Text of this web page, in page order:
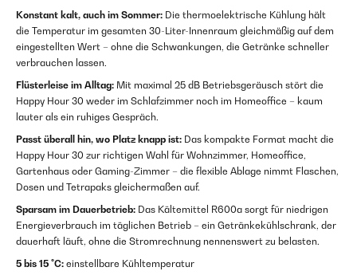
Konstant kalt, auch im Sommer: Die thermoelektrische Kühlung hält
die Temperatur im gesamten 30-Liter-Innenraum gleichmäßig auf dem
eingestellten Wert – ohne die Schwankungen, die Getränke schneller
verbrauchen lassen.
Flüsterleise im Alltag: Mit maximal 25 dB Betriebsgeräusch stört die
Happy Hour 30 weder im Schlafzimmer noch im Homeoffice – kaum
lauter als ein ruhiges Gespräch.
Passt überall hin, wo Platz knapp ist: Das kompakte Format macht die
Happy Hour 30 zur richtigen Wahl für Wohnzimmer, Homeoffice,
Gartenhaus oder Gaming-Zimmer – die flexible Ablage nimmt Flaschen,
Dosen und Tetrapaks gleichermaßen auf.
Sparsam im Dauerbetrieb: Das Kältemittel R600a sorgt für niedrigen
Energieverbrauch im täglichen Betrieb – ein Getränkekühlschrank, der
dauerhaft läuft, ohne die Stromrechnung nennenswert zu belasten.
5 bis 15 °C: einstellbare Kühltemperatur